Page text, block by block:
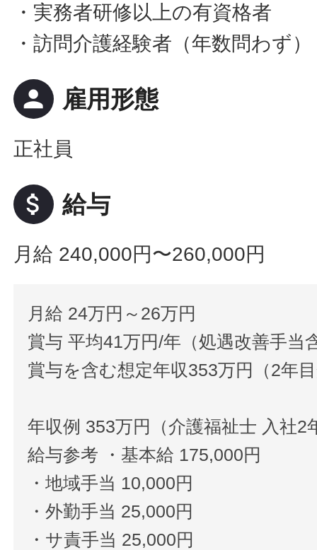
・実務者研修以上の有資格者
・訪問介護経験者（年数問わず）
person 雇用形態
正社員
attach_money 給与
月給 240,000円〜260,000円
月給 24万円～26万円
賞与 平均41万円/年（処遇改善手当
賞与を含む想定年収353万円（2年
年収例 353万円（介護福祉士 入社2
給与参考 ・基本給 175,000円
・地域手当 10,000円
・外勤手当 25,000円
・サ責手当 25,000円